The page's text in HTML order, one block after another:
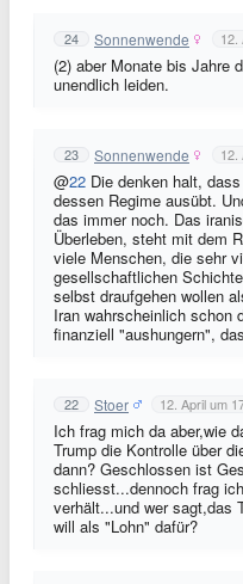
24 Sonnenwende 12.
(2) aber Monate bis Jahre
unendlich leiden.
23 Sonnenwende 12.
@22 Die denken halt,
dessen Regime ausübt.
das immer noch. Das
Überleben, steht mit dem
viele Menschen, die sehr
gesellschaftlichen
selbst draufgehen wollen
Iran wahrscheinlich schon
finanziell "aushungern",
22 Stoer 12. April um
Ich frag mich da aber,wie
Trump die Kontrolle über
dann? Geschlossen ist
schliesst...dennoch frag
verhält...und wer sagt,das
will als "Lohn" dafür?